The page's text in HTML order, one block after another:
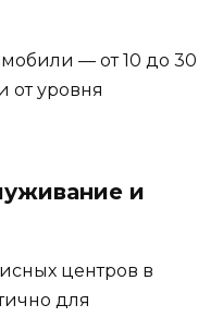
— от 10 до 30
от уровня
и
центров в
для